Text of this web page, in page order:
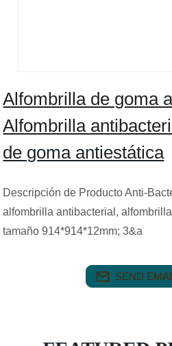
Alfombrilla de goma
Alfombrilla
de goma antiestática
Descripción de Producto Anti-
alfombrilla antibacterial,
tamaño 914*914*12mm; 3&a
SEND